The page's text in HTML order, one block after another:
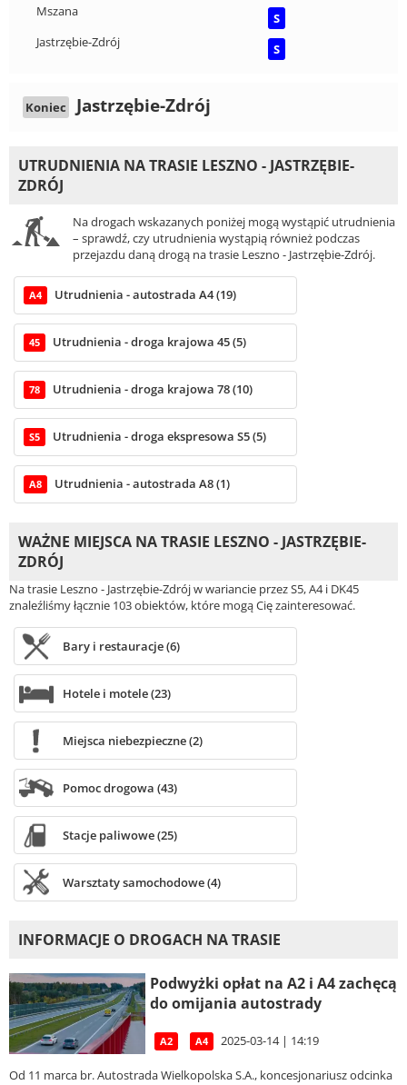
Mszana
S
Jastrzębie-Zdrój
S
Koniec Jastrzębie-Zdrój
UTRUDNIENIA NA TRASIE LESZNO - JASTRZĘBIE-
ZDRÓJ
Na drogach wskazanych poniżej mogą wystąpić utrudnienia
– sprawdź, czy utrudnienia wystąpią również podczas
przejazdu daną drogą na trasie Leszno - Jastrzębie-Zdrój.
A4 Utrudnienia - autostrada A4 (19)
45 Utrudnienia - droga krajowa 45 (5)
78 Utrudnienia - droga krajowa 78 (10)
S5 Utrudnienia - droga ekspresowa S5 (5)
A8 Utrudnienia - autostrada A8 (1)
WAŻNE MIEJSCA NA TRASIE LESZNO - JASTRZĘBIE-
ZDRÓJ
Na trasie Leszno - Jastrzębie-Zdrój w wariancie przez S5, A4 i DK45
znaleźliśmy łącznie 103 obiektów, które mogą Cię zainteresować.
Bary i restauracje (6)
Hotele i motele (23)
Miejsca niebezpieczne (2)
Pomoc drogowa (43)
Stacje paliwowe (25)
Warsztaty samochodowe (4)
INFORMACJE O DROGACH NA TRASIE
Podwyżki opłat na A2 i A4 zachęcą
do omijania autostrady
A2 A4 2025-03-14 | 14:19
Od 11 marca br. Autostrada Wielkopolska S.A., koncesjonariusz odcinka